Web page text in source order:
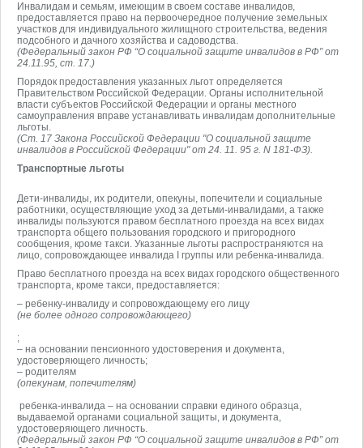
Инвалидам и семьям, имеющим в своем составе инвалидов,
предоставляется право на первоочередное получение земельных
участков для индивидуального жилищного строительства, ведения
подсобного и дачного хозяйства и садоводства.
(Федеральный закон РФ “О социальной защите инвалидов в РФ” от
24.11.95, ст. 17.)
Порядок предоставления указанных льгот определяется
Правительством Российской Федерации. Органы исполнительной
власти субъектов Российской Федерации и органы местного
самоуправления вправе устанавливать инвалидам дополнительные
льготы.
(Ст. 17 Закона Российской Федерации "О социальной защите
инвалидов в Российской Федерации" от 24. 11. 95 г. N 181-ФЗ).
Транспортные льготы
Дети-инвалиды, их родители, опекуны, попечители и социальные
работники, осуществляющие уход за детьми-инвалидами, а также
инвалиды пользуются правом бесплатного проезда на всех видах
транспорта общего пользования городского и пригородного
сообщения, кроме такси. Указанные льготы распространяются на
лицо, сопровождающее инвалида I группы или ребенка-инвалида.
Право бесплатного проезда на всех видах городского общественного
транспорта, кроме такси, предоставляется:
– ребенку-инвалиду и сопровождающему его лицу
(не более одного сопровождающего)
;
– на основании пенсионного удостоверения и документа,
удостоверяющего личность;
– родителям
(опекунам, попечителям)
ребенка-инвалида – на основании справки единого образца,
выдаваемой органами социальной защиты, и документа,
удостоверяющего личность.
(Федеральный закон РФ “О социальной защите инвалидов в РФ” от